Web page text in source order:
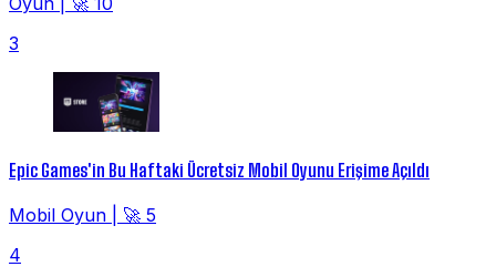
3
Epic Games'in Bu Haftaki Ücretsiz Mobil Oyunu Erişime Açıldı
Mobil Oyun
🚀 5
4